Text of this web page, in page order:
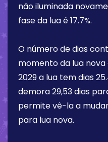
não iluminada
fase da lua é17.7%.
O número de dias
momento da lua nova
2029a lua tem dias
demora 29,53 dias
permite vê-la a
para lua nova.